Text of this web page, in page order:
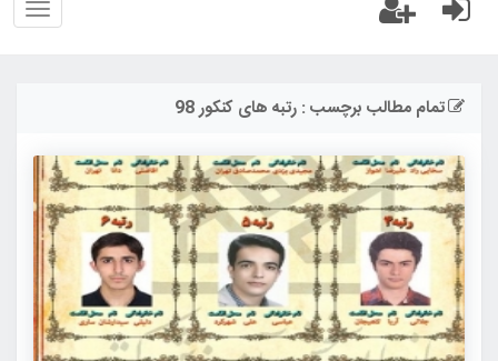
تمام مطالب برچسب : رتبه های کنکور 98